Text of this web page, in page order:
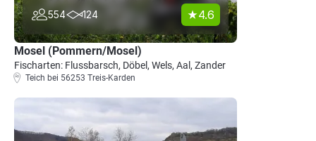
554 124 4.6
Mosel (Pommern/Mosel)
Fischarten: Flussbarsch, Döbel, Wels, Aal, Zander
Teich bei 56253 Treis-Karden